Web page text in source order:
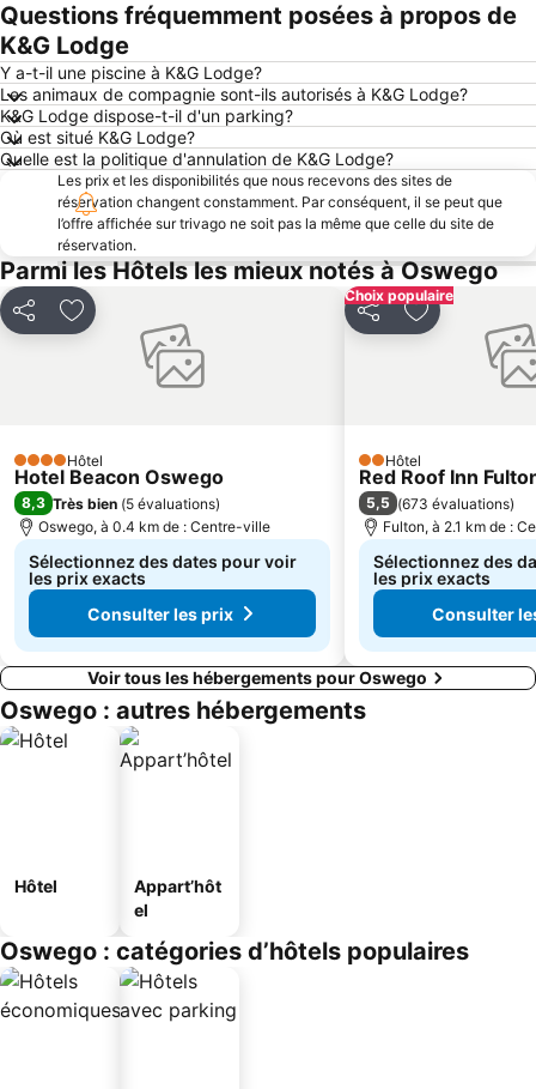
Questions fréquemment posées à propos de
K&G Lodge
Y a-t-il une piscine à K&G Lodge?
Les animaux de compagnie sont-ils autorisés à K&G Lodge?
K&G Lodge dispose-t-il d'un parking?
Où est situé K&G Lodge?
Quelle est la politique d'annulation de K&G Lodge?
Les prix et les disponibilités que nous recevons des sites de
réservation changent constamment. Par conséquent, il se peut que
l’offre affichée sur trivago ne soit pas la même que celle du site de
réservation.
Parmi les Hôtels les mieux notés à Oswego
PartagerAjouter à mes favoris
4 ÉtoilesHôtel
Hotel Beacon Oswego
8,3 Très bien (5 évaluations)
Oswego, à 0.4 km de : Centre-ville
Sélectionnez des dates pour voir
les prix exacts
Consulter les prix
Choix populaire
PartagerAjouter à
2 Étoiles
Hôtel
Red Roof Inn
5,5 (673 évaluations)
Fulton, à 2.1 km de :
Sélectionnez des
les prix exacts
Consulter
Voir tous les hébergements pour Oswego
Oswego : autres hébergements
Hôtel
Appart’hôt
el
Oswego : catégories d’hôtels populaires